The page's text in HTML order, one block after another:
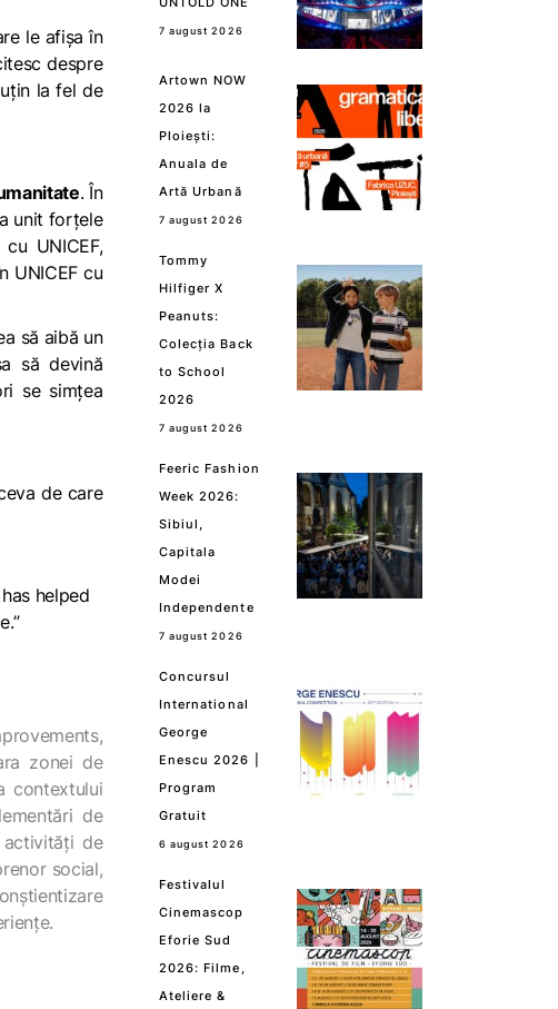
le afișa în
despre
la fel de
. În
unit forțele
UNICEF,
UNICEF cu
să aibă un
să devină
se simțea
de care
helped
zonei de
contextului
de
de
social,
7 august 2026
Artown NOW
2026 la
Ploiești:
Anuala de
Artă Urbană
7 august 2026
Tommy
Hilfiger X
Peanuts:
Colecția Back
to School
2026
7 august 2026
Feeric Fashion
Week 2026:
Sibiul,
Capitala
Modei
Independente
7 august 2026
Concursul
International
George
Enescu 2026 |
Program
Gratuit
6 august 2026
Festivalul
Cinemascop
Eforie Sud
2026: Filme,
Ateliere &